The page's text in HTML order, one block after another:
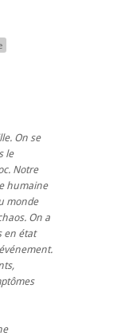
On se
le
Notre
humaine
monde
On a
en état